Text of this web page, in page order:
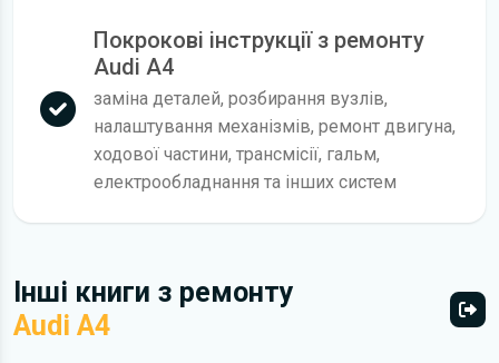
Покрокові інструкції з ремонту
Audi A4
заміна деталей, розбирання вузлів,
налаштування механізмів, ремонт двигуна,
ходової частини, трансмісії, гальм,
електрообладнання та інших систем
Інші книги з ремонту
Audi A4